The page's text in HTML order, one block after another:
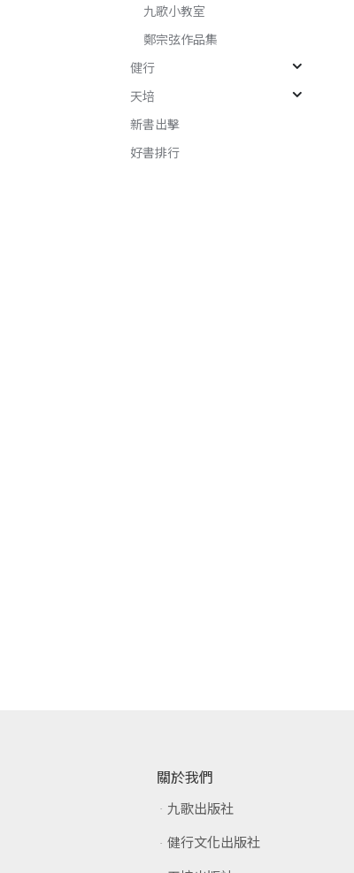
九歌小教室
鄭宗弦作品集
健行
天培
新書出擊
好書排行
關於我們
九歌出版社
健行文化出版社